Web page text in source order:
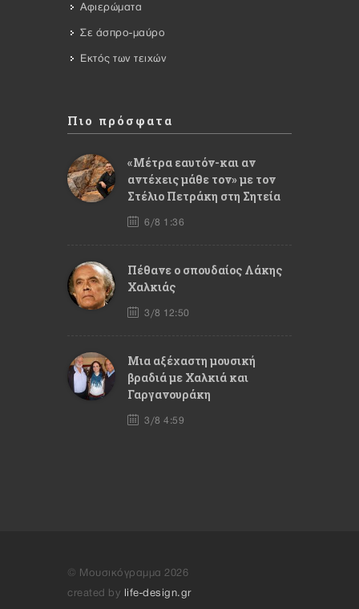
Αφιερώματα
Σε άσπρο-μαύρο
Εκτός των τειχών
Πιο πρόσφατα
«Μέτρα εαυτόν-και αν
αντέχεις μάθε τον» με τον
Στέλιο Πετράκη στη Σητεία
6/8 1:36
Πέθανε ο σπουδαίος Λάκης
Χαλκιάς
3/8 12:50
Mια αξέχαστη μουσική
βραδιά με Χαλκιά και
Γαργανουράκη
3/8 4:59
© Μουσικόγραμμα 2026
created by life-design.gr